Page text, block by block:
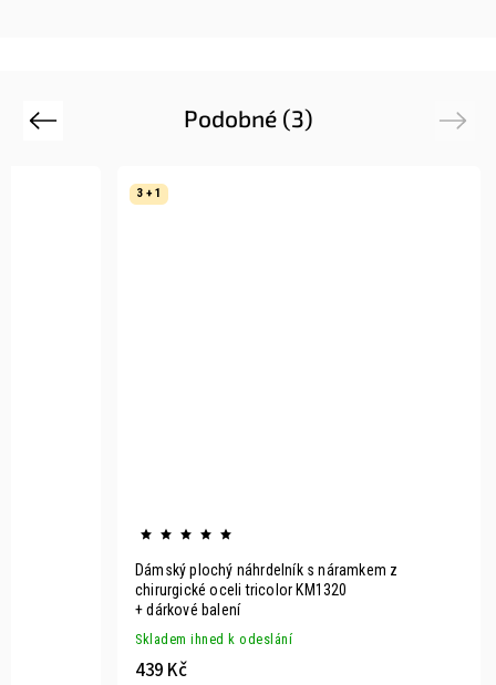
Podobné (3)
Previous
3 + 1
Dámský plochý náhrdelník s náramkem z
chirurgické oceli tricolor KM1320
+ dárkové balení
Skladem ihned k odeslání
439 Kč
Next